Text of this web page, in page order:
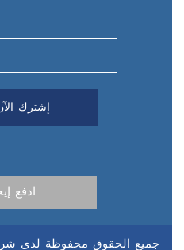
جميع الحقوق محفوظة لدى شركة